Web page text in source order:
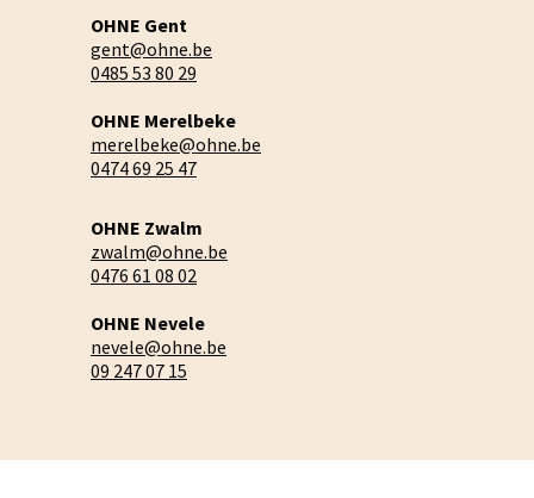
OHNE Gent
gent@ohne.be
0485 53 80 29
OHNE Merelbeke
merelbeke@ohne.be
0474 69 25 47
OHNE Zwalm
zwalm@ohne.be
0476 61 08 02
OHNE Nevele
nevele@ohne.be
09 247 07 15